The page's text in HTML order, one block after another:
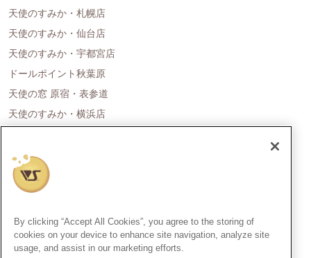
天使のすみか・札幌店
天使のすみか・仙台店
天使のすみか・宇都宮店
ドールポイント秋葉原
天使の窓 原宿・表参道
天使のすみか・横浜店
天使の里 霞中庵
ドールポイント大阪
天使のすみか・神戸店
天使のすみか・福岡店
By clicking “Accept All Cookies”, you agree to the storing of
cookies on your device to enhance site navigation, analyze site
usage, and assist in our marketing efforts.